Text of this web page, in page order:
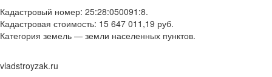
Кадастровый номер: 25:28:050091:8.
Кадастровая стоимость: 15 647 011,19 руб.
Категория земель — земли населенных пунктов.
vladstroyzak.ru